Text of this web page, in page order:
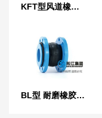
KFT型风道橡胶柔性接头
BL型 耐磨橡胶软连接